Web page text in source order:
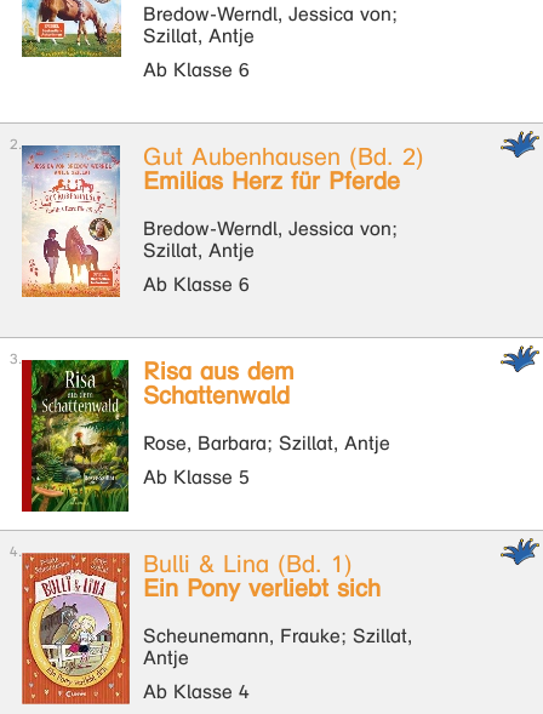
Bredow-Werndl, Jessica von;
Szillat, Antje
Ab Klasse 6
Gut Aubenhausen (Bd. 2)
Emilias Herz für Pferde
Bredow-Werndl, Jessica von;
Szillat, Antje
Ab Klasse 6
Risa aus dem
Schattenwald
Rose, Barbara; Szillat, Antje
Ab Klasse 5
Bulli & Lina (Bd. 1)
Ein Pony verliebt sich
Scheunemann, Frauke; Szillat,
Antje
Ab Klasse 4